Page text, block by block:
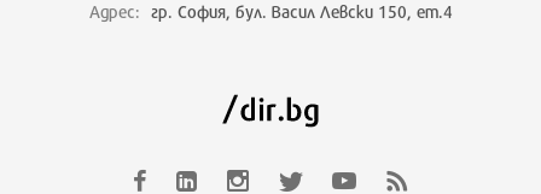
Адрес: гр. София, бул. Васил Левски 150, ет.4